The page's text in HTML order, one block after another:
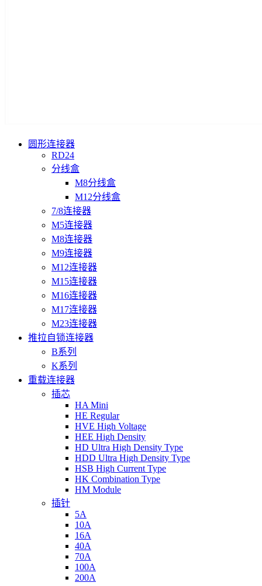
圆形连接器
RD24
分线盒
M8分线盒
M12分线盒
7/8连接器
M5连接器
M8连接器
M9连接器
M12连接器
M15连接器
M16连接器
M17连接器
M23连接器
推拉自锁连接器
B系列
K系列
重载连接器
插芯
HA Mini
HE Regular
HVE High Voltage
HEE High Density
HD Ultra High Density Type
HDD Ultra High Density Type
HSB High Current Type
HK Combination Type
HM Module
插针
5A
10A
16A
40A
70A
100A
200A